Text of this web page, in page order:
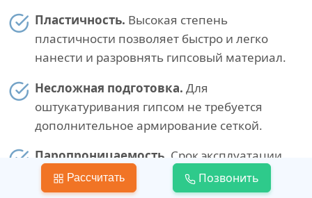
Пластичность. Высокая степень
пластичности позволяет быстро и легко
нанести и разровнять гипсовый материал.
Несложная подготовка. Для
оштукатуривания гипсом не требуется
дополнительное армирование сеткой.
Паропроницаемость. Срок эксплуатации
декоративных покрытий увеличивается
за счет того, что пористая структура
Рассчитать Позвонить